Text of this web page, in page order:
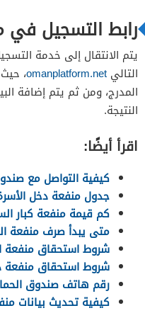
رابط التسجيل في
يتم الانتقال إلى خدمة
التالي omanplatform.net،
المدرج، ومن ثم يتم إضافة
النتيجة.
اقرأ أيضًا:
كيفية التواصل مع
جدول منفعة دخل الأسرة
كم قيمة منفعة كبار
متى يبدأ صرف منفعة
شروط استحقاق منفعة
شروط استحقاق منفعة
رقم هاتف صندوق
كيفية تحديث بيانات